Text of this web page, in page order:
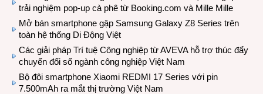
trải nghiệm pop-up cà phê từ Booking.com và Mille Mille
Mở bán smartphone gập Samsung Galaxy Z8 Series trên
toàn hệ thống Di Động Việt
Các giải pháp Trí tuệ Công nghiệp từ AVEVA hỗ trợ thúc đẩy
chuyển đổi số ngành công nghiệp Việt Nam
Bộ đôi smartphone Xiaomi REDMI 17 Series với pin
7.500mAh ra mắt thị trường Việt Nam